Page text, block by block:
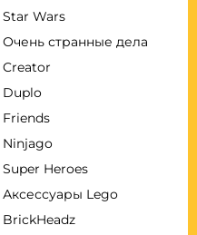
Star Wars
Очень странные дела
Creator
Duplo
Friends
Ninjago
Super Heroes
Аксессуары Lego
BrickHeadz